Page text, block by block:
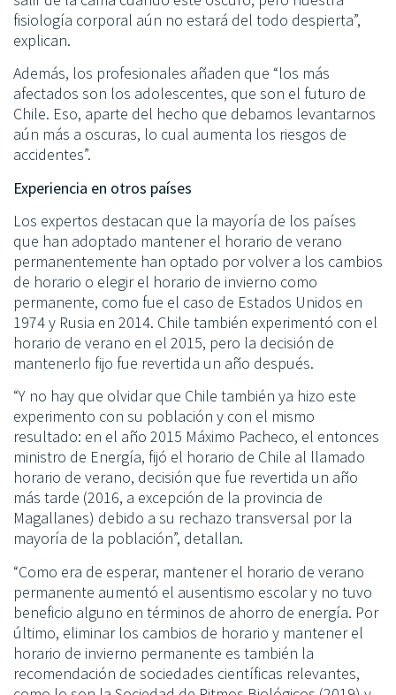
fisiología corporal aún no estará del todo despierta”,
explican.
Además, los profesionales añaden que “los más
afectados son los adolescentes, que son el futuro de
Chile. Eso, aparte del hecho que debamos levantarnos
aún más a oscuras, lo cual aumenta los riesgos de
accidentes”.
Experiencia en otros países
Los expertos destacan que la mayoría de los países
que han adoptado mantener el horario de verano
permanentemente han optado por volver a los cambios
de horario o elegir el horario de invierno como
permanente, como fue el caso de Estados Unidos en
1974 y Rusia en 2014. Chile también experimentó con el
horario de verano en el 2015, pero la decisión de
mantenerlo fijo fue revertida un año después.
“Y no hay que olvidar que Chile también ya hizo este
experimento con su población y con el mismo
resultado: en el año 2015 Máximo Pacheco, el entonces
ministro de Energía, fijó el horario de Chile al llamado
horario de verano, decisión que fue revertida un año
más tarde (2016, a excepción de la provincia de
Magallanes) debido a su rechazo transversal por la
mayoría de la población”, detallan.
“Como era de esperar, mantener el horario de verano
permanente aumentó el ausentismo escolar y no tuvo
beneficio alguno en términos de ahorro de energía. Por
último, eliminar los cambios de horario y mantener el
horario de invierno permanente es también la
recomendación de sociedades científicas relevantes,